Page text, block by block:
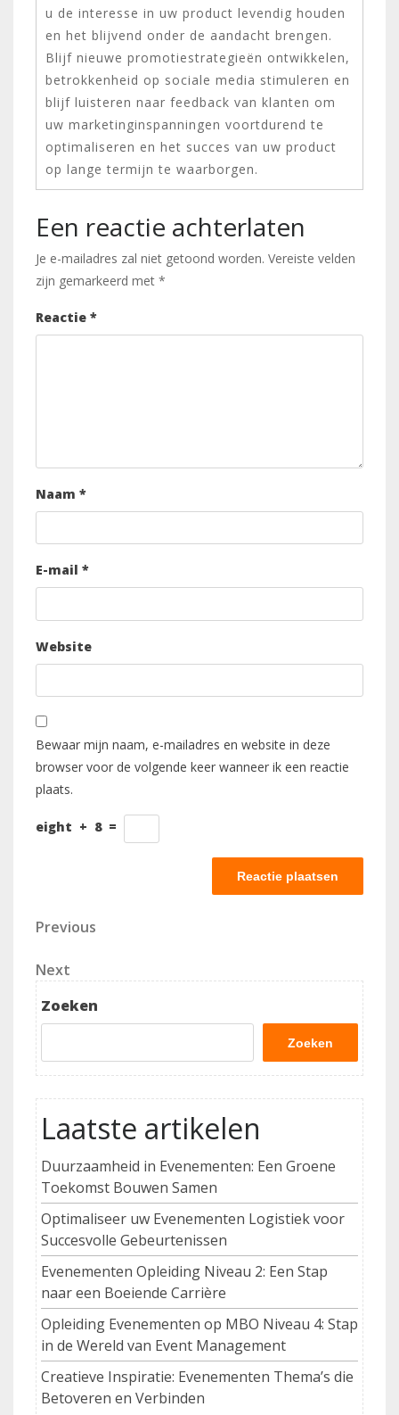
u de interesse in uw product levendig houden
en het blijvend onder de aandacht brengen.
Blijf nieuwe promotiestrategieën ontwikkelen,
betrokkenheid op sociale media stimuleren en
blijf luisteren naar feedback van klanten om
uw marketinginspanningen voortdurend te
optimaliseren en het succes van uw product
op lange termijn te waarborgen.
Een reactie achterlaten
Je e-mailadres zal niet getoond worden. Vereiste velden
zijn gemarkeerd met *
Reactie *
Naam *
E-mail *
Website
Bewaar mijn naam, e-mailadres en website in deze
browser voor de volgende keer wanneer ik een reactie
plaats.
eight + 8 =
Berichtnavigatie
Previous
Previous
Next
Post
Next
Zoeken
Zoeken
Laatste artikelen
Duurzaamheid in Evenementen: Een Groene
Toekomst Bouwen Samen
Optimaliseer uw Evenementen Logistiek voor
Succesvolle Gebeurtenissen
Evenementen Opleiding Niveau 2: Een Stap
naar een Boeiende Carrière
Opleiding Evenementen op MBO Niveau 4: Stap
in de Wereld van Event Management
Creatieve Inspiratie: Evenementen Thema’s die
Betoveren en Verbinden